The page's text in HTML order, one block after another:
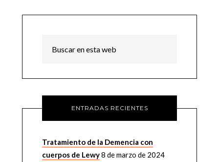
ENTRADAS RECIENTES
Tratamiento de la Demencia con
cuerpos de Lewy8 de marzo de 2024